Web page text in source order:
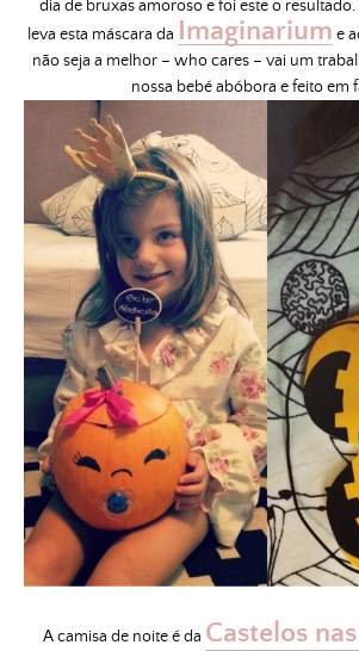
dia de bruxas amoroso e foi este o
leva esta máscara da Imaginarium e
não seja a melhor – who cares – vai um
nossa bebé abóbora e feito em
A camisa de noite é da Castelos